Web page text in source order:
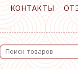
КОНТАКТЫ